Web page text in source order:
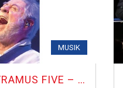
MUSIK
MICHAL PROKOP & FRAMUS FIVE – LIVE 80